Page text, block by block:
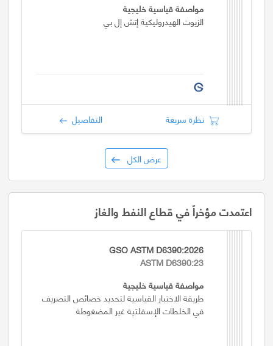
مواصفة قياسية خليجية
الزيوت الهيدروليكية إتش إل بي
نظرة سريعة التفاصيل
عرض الكل
اعتمدت مؤخراً في قطاع النفط والغاز
GSO ASTM D6390:2026
ASTM D6390:23
مواصفة قياسية خليجية
طريقة الاختبار القياسية لتحديد خصائص التصريف
في الخلطات الإسفلتية غير المضغوطة